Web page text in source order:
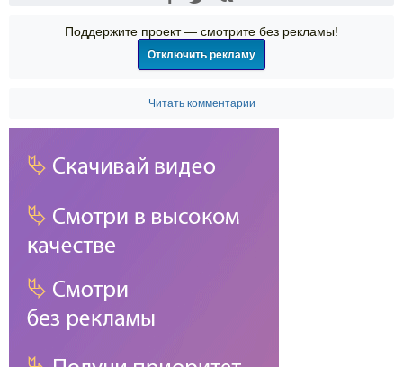
Поддержите проект — смотрите без рекламы!
Отключить рекламу
Читать комментарии